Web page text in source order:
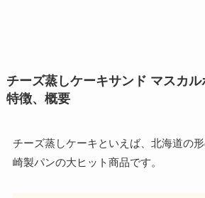
チーズ蒸しケーキサンド マスカ
特徴、概要
チーズ蒸しケーキといえば、北海道の
崎製パンの大ヒット商品です。